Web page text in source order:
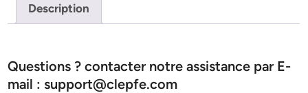
Description
Questions ? contacter notre assistance par E-
mail : support@clepfe.com